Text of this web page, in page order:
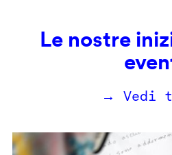
Le nostre
→ Vedi